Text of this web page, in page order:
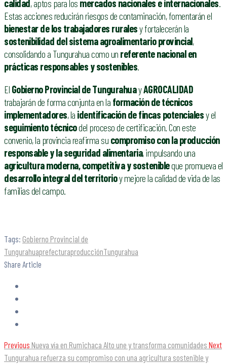
calidad, aptos para los mercados nacionales e internacionales.
Estas acciones reducirán riesgos de contaminación, fomentarán el
bienestar de los trabajadores ruralesy fortalecerán la
sostenibilidad del sistema agroalimentario provincial,
consolidando a Tungurahua como un referente nacional en
prácticas responsables y sostenibles.
El Gobierno Provincial de TungurahuayAGROCALIDAD
trabajarán de forma conjunta en la formación de técnicos
implementadores, la identificación de fincas potencialesy el
seguimiento técnicodel proceso de certificación. Con este
convenio, la provincia reafirma su compromiso con la producción
responsable y la seguridad alimentaria, impulsando una
agricultura moderna, competitiva y sostenibleque promueva el
desarrollo integral del territorioy mejore la calidad de vida de las
familias del campo.
Tags: Gobierno Provincial de
TungurahuaprefecturaproducciónTungurahua
Share Article
Previous Nueva vía en Rumichaca Alto une y transforma comunidades Next
Tungurahua refuerza su compromiso con una agricultura sostenible y